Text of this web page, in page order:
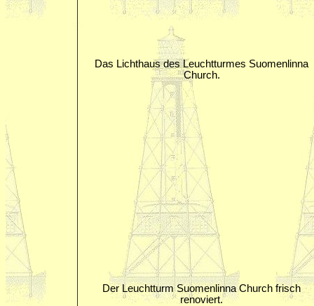
Das Lichthaus des Leuchtturmes Suomenlinna
Church.
Der Leuchtturm Suomenlinna Church frisch
renoviert.